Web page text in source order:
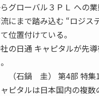
グローバル３ＰＬ への業
にまで踏み込む “ロジス
位置付けている。
の日通 キャピタルが先
圭） 第4部 特集1
ピタルは日本国内の複数